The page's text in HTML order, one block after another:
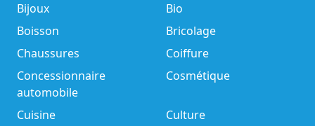
Bijoux
Bio
Boisson
Bricolage
Chaussures
Coiffure
Concessionnaire
automobile
Cosmétique
Cuisine
Culture